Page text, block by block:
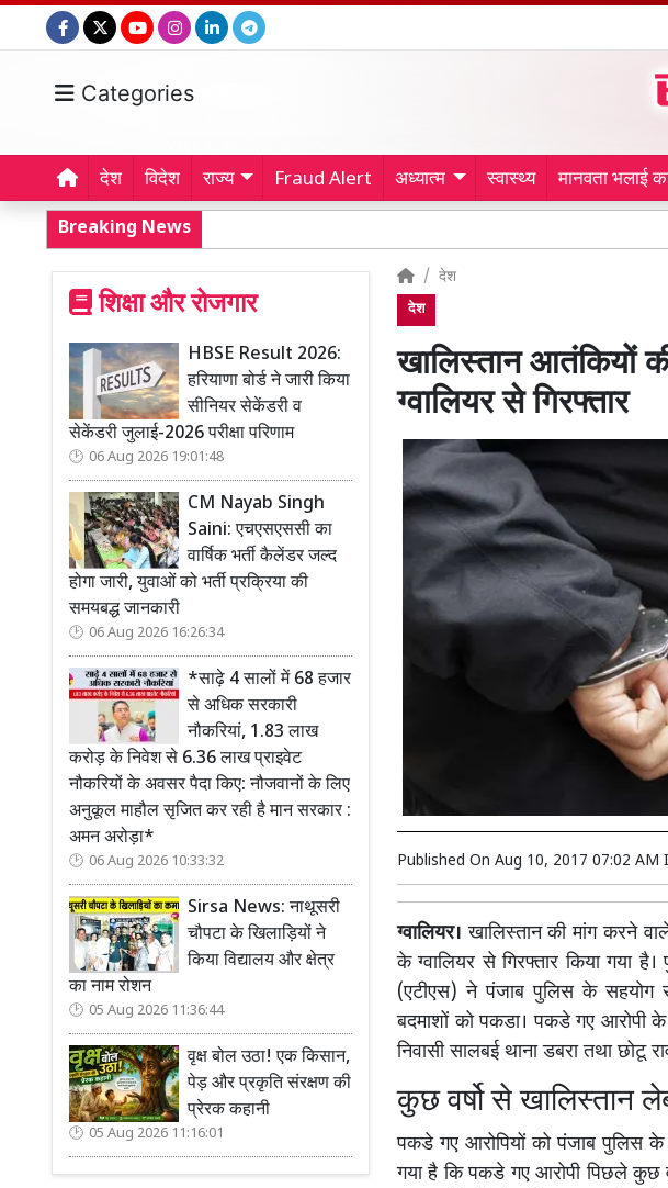
Categories
देश विदेश राज्य Fraud Alert अध्यात्म स्वास्थ्य मानवता भलाई
Breaking News
शिक्षा और रोजगार
HBSE Result 2026:
हरियाणा बोर्ड ने जारी किया
सीनियर सेकेंडरी व
सेकेंडरी जुलाई-2026 परीक्षा परिणाम
06 Aug 2026 19:01:48
CM Nayab Singh
Saini: एचएसएससी का
वार्षिक भर्ती कैलेंडर जल्द
होगा जारी, युवाओं को भर्ती प्रक्रिया की
समयबद्ध जानकारी
06 Aug 2026 16:26:34
*साढ़े 4 सालों में 68 हजार
से अधिक सरकारी
नौकरियां, 1.83 लाख
करोड़ के निवेश से 6.36 लाख प्राइवेट
नौकरियों के अवसर पैदा किए: नौजवानों के लिए
अनुकूल माहौल सृजित कर रही है मान सरकार :
अमन अरोड़ा*
06 Aug 2026 10:33:32
Sirsa News: नाथूसरी
चौपटा के खिलाड़ियों ने
किया विद्यालय और क्षेत्र
का नाम रोशन
05 Aug 2026 11:36:44
वृक्ष बोल उठा! एक किसान,
पेड़ और प्रकृति संरक्षण की
प्रेरक कहानी
05 Aug 2026 11:16:01
देश
देश
खालिस्तान आतंकियों
ग्वालियर से गिरफ्तार
Published On Aug 10, 2017 07:02 AM
ग्वालियर। खालिस्तान की मांग करने
के ग्वालियर से गिरफ्तार किया गया
(एटीएस) ने पंजाब पुलिस के सहयोग
बदमाशों को पकडा। पकडे गए आरोपी के
निवासी सालबई थाना डबरा तथा छोटू
कुछ वर्षो से खालिस्तान
पकडे गए आरोपियों को पंजाब पुलिस
गया है कि पकडे गए आरोपी पिछले कुछ